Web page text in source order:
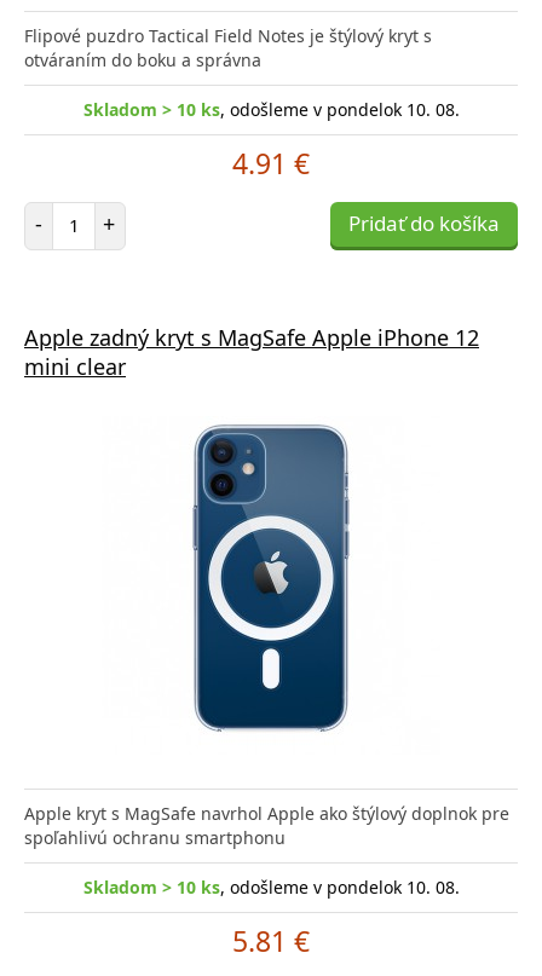
Flipové puzdro Tactical Field Notes je štýlový kryt s
otváraním do boku a správna
Skladom > 10 ks, odošleme v pondelok 10. 08.
4.91 €
- Počet položiek
+ Pridať do košíka
Apple zadný kryt s MagSafe Apple iPhone 12
mini clear
Apple kryt s MagSafe navrhol Apple ako štýlový doplnok pre
spoľahlivú ochranu smartphonu
Skladom > 10 ks, odošleme v pondelok 10. 08.
5.81 €